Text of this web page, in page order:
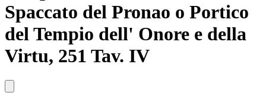
Spaccato del Pronao o Portico
del Tempio dell' Onore e della
Virtu, 251 Tav. IV